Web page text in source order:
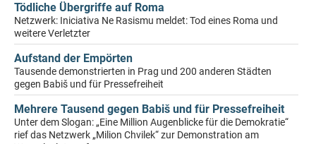
Tödliche Übergriffe auf Roma
Netzwerk: Iniciativa Ne Rasismu meldet: Tod eines Roma und
weitere Verletzter
Aufstand der Empörten
Tausende demonstrierten in Prag und 200 anderen Städten
gegen Babiš und für Pressefreiheit
Mehrere Tausend gegen Babiš und für Pressefreiheit
Unter dem Slogan: „Eine Million Augenblicke für die Demokratie“
rief das Netzwerk „Milion Chvilek“ zur Demonstration am